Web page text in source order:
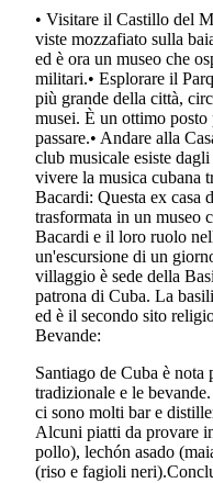
• Visitare il Castillo del
viste mozzafiato sulla
ed è ora un museo che
militari.• Esplorare il
più grande della città,
musei. È un ottimo posto
passare.• Andare alla
club musicale esiste
vivere la musica cubana
Bacardi: Questa ex casa
trasformata in un museo
Bacardi e il loro ruolo
un'escursione di un
villaggio è sede della
patrona di Cuba. La
ed è il secondo sito
Bevande:
Santiago de Cuba è nota
tradizionale e le
ci sono molti bar e
Alcuni piatti da provare
pollo), lechón asado
(riso e fagioli